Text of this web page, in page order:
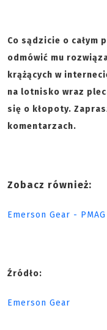
Co sądzicie o całym
odmówić mu
krążących w
na lotnisko wraz
się o kłopoty.
komentarzach.
Zobacz również:
Emerson Gear -
Źródło:
Emerson Gear